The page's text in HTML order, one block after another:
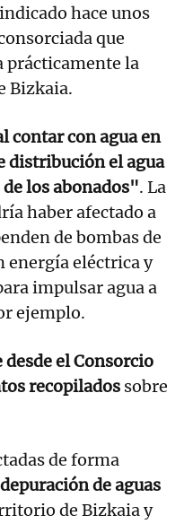
hace unos
que
prácticamente la
Bizkaia.
contar con agua en
distribución el agua
los abonados". La
haber afectado a
de bombas de
energía eléctrica y
impulsar agua a
ejemplo.
desde el Consorcio
recopilados sobre
de forma
de aguas
de Bizkaia y